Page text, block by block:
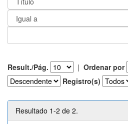
Result./Pág. | Ordenar por
Registro(s)
Resultado 1-2 de 2.